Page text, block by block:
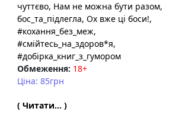
чуттєво, Нам не можна бути разом,
бос_та_підлегла, Ох вже ці боси!,
#кохання_без_меж,
#смійтесь_на_здоров*я,
#добірка_книг_з_гумором
Обмеження: 18+
Ціна: 85грн
( Читати... )